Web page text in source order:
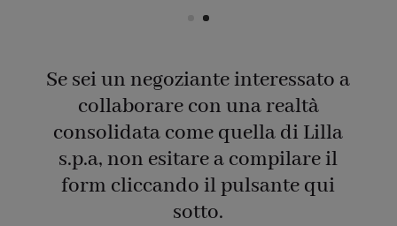
Se sei un negoziante interessato a
collaborare con una realtà
consolidata come quella di Lilla
s.p.a, non esitare a compilare il
form cliccando il pulsante qui
sotto.